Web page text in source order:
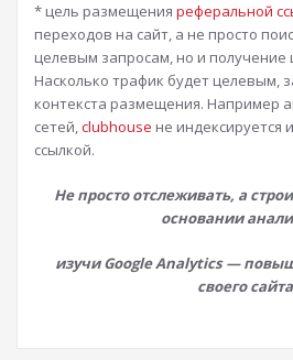
* цель размещения реферальной
переходов на сайт, а не просто
целевым запросам, но и получение
Насколько трафик будет целевым,
контекста размещения. Например
сетей,clubhouse не индексируется
ссылкой.
Не просто отслеживать, а
основании
изучи Google Analytics —
своего